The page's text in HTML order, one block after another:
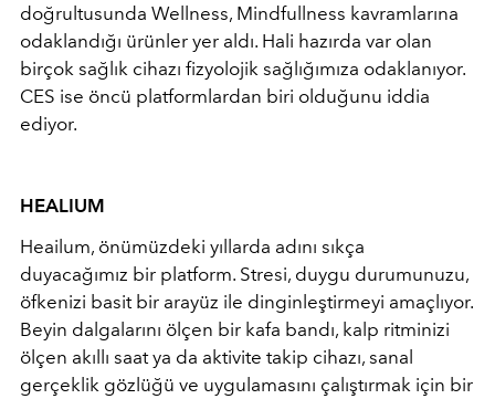
doğrultusunda Wellness, Mindfullness kavramlarına
odaklandığı ürünler yer aldı. Hali hazırda var olan
birçok sağlık cihazı fizyolojik sağlığımıza odaklanıyor.
CES ise öncü platformlardan biri olduğunu iddia
ediyor.
HEALIUM
Heailum, önümüzdeki yıllarda adını sıkça
duyacağımız bir platform. Stresi, duygu durumunuzu,
öfkenizi basit bir arayüz ile dinginleştirmeyi amaçlıyor.
Beyin dalgalarını ölçen bir kafa bandı, kalp ritminizi
ölçen akıllı saat ya da aktivite takip cihazı, sanal
gerçeklik gözlüğü ve uygulamasını çalıştırmak için bir